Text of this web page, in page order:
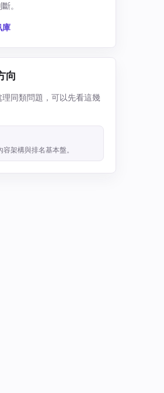
。
庫
向
同類問題，可以先看這幾
容架構與排名基本盤。